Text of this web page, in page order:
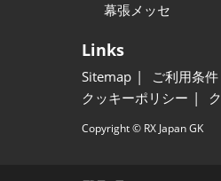
幕張メッセ
Links
Sitemap ご利用条件
クッキーポリシー
Copyright © RX Japan GK